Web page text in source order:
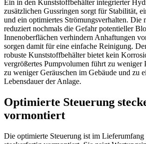
Ein in den Kunststoffbehälter integrierter
zusätzlichen Gussringen sorgt für Stabilität,
und ein optimiertes Strömungsverhalten. Die
reduziert nochmals die Gefahr potentieller
Innenoberflächen verhindern Anhaftungen
sorgen damit für eine einfache Reinigung.
robuste Kunststoffbehälter bietet kein
vergrößertes Pumpvolumen führt zu weniger
zu weniger Geräuschen im Gebäude und zu
Lebensdauer der Anlage.
Optimierte Steuerung
vormontiert
Die optimierte Steuerung ist im Lieferumfang